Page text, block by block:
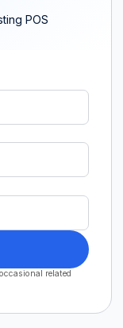
POS
related